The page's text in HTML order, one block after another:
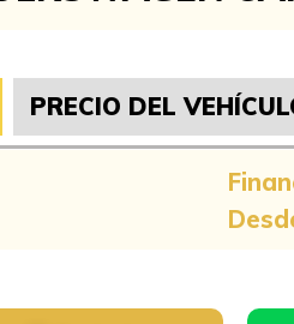
PRECIO DEL